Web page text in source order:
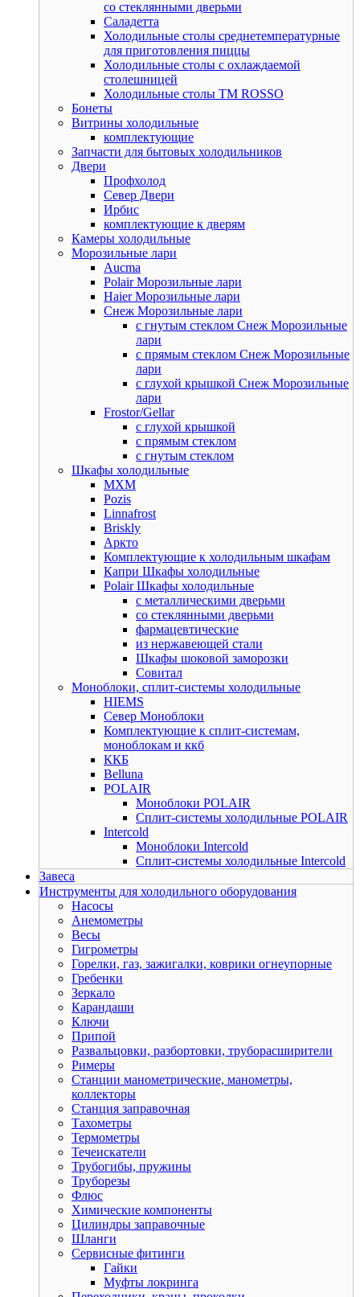
со стеклянными дверьми
Саладетта
Холодильные столы среднетемпературные
для приготовления пиццы
Холодильные столы с охлаждаемой
столешницей
Холодильные столы ТМ ROSSO
Бонеты
Витрины холодильные
комплектующие
Запчасти для бытовых холодильников
Двери
Профхолод
Север Двери
Ирбис
комплектующие к дверям
Камеры холодильные
Морозильные лари
Aucma
Polair Морозильные лари
Haier Морозильные лари
Снеж Морозильные лари
с гнутым стеклом Снеж Морозильные
лари
с прямым стеклом Снеж Морозильные
лари
с глухой крышкой Снеж Морозильные
лари
Frostor/Gellar
с глухой крышкой
с прямым стеклом
с гнутым стеклом
Шкафы холодильные
МХМ
Pozis
Linnafrost
Briskly
Аркто
Комплектующие к холодильным шкафам
Капри Шкафы холодильные
Polair Шкафы холодильные
с металлическими дверьми
со стеклянными дверьми
фармацевтические
из нержавеющей стали
Шкафы шоковой заморозки
Совитал
Моноблоки, сплит-системы холодильные
HIEMS
Север Моноблоки
Комплектующие к сплит-системам,
моноблокам и ккб
ККБ
Belluna
POLAIR
Моноблоки POLAIR
Сплит-системы холодильные POLAIR
Intercold
Моноблоки Intercold
Сплит-системы холодильные Intercold
Завеса
Инструменты для холодильного оборудования
Насосы
Анемометры
Весы
Гигрометры
Горелки, газ, зажигалки, коврики огнеупорные
Гребенки
Зеркало
Карандаши
Ключи
Припой
Развальцовки, разбортовки, труборасширители
Римеры
Станции манометрические, манометры,
коллекторы
Станция заправочная
Тахометры
Термометры
Течеискатели
Трубогибы, пружины
Труборезы
Флюс
Химические компоненты
Цилиндры заправочные
Шланги
Сервисные фитинги
Гайки
Муфты локринга